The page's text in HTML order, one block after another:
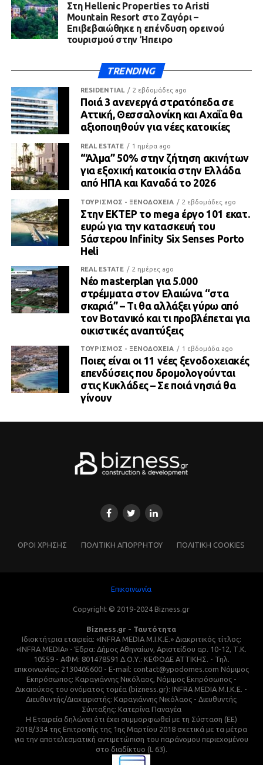
Στη Hellenic Properties το Aristi
Mountain Resort στο Ζαγόρι –
Επιβεβαιώθηκε η επένδυση ορεινού
τουρισμού στην Ήπειρο
TRENDING
RESIDENTIAL 2 εβδομάδες ago
Ποιά 3 ανενεργά στρατόπεδα σε
Αττική, Θεσσαλονίκη και Αχαΐα θα
αξιοποιηθούν για νέες κατοικίες
REAL ESTATE 1 ημέρα ago
“Άλμα” 50% στην ζήτηση ακινήτων
για εξοχική κατοικία στην Ελλάδα
από ΗΠΑ και Καναδά το 2026
ΤΟΥΡΙΣΜΟΣ - ΞΕΝΟΔΟΧΕΙΑ 2 εβδομάδες ago
Στην ΕΚΤΕΡ το mega έργο 101 εκατ.
ευρώ για την κατασκευή του
5άστερου Infinity Six Senses Porto
Heli
REAL ESTATE 2 ημέρες ago
Νέο masterplan για 5.000
στρέμματα στον Ελαιώνα “στα
σκαριά” – Τι θα αλλάξει γύρω από
τον Βοτανικό και τι προβλέπεται για
οικιστικές αναπτύξεις
ΤΟΥΡΙΣΜΟΣ - ΞΕΝΟΔΟΧΕΙΑ 1 εβδομάδα ago
Ποιες είναι οι 11 νέες ξενοδοχειακές
επενδύσεις που δρομολογούνται
στις Κυκλάδες – Σε ποιά νησιά θα
γίνουν
ΌΡΟΙ ΧΡΗΣΗΣ ΠΟΛΙΤΙΚΗ ΑΠΟΡΡΗΤΟΥ ΠΟΛΙΤΙΚΗ COOKIES
Επικοινωνία
Copyright © 2019-2024 Bizness.gr
Bizness.gr - Ταυτότητα
Ιδιοκτήτρια εταιρεία: «INFRA MEDIA M.I.K.E.» Διακριτικός τίτλος:
«INFRA MEDIA» - Έδρα: Δήμος Αθηναίων, Αριστείδου αρ. 10-12, Τ.Κ.
10559 - ΑΦΜ: 801478591 Δ.Ο.Υ.: ΚΕΦΟΔΕ ΑΤΤΙΚΗΣ. - Τηλ.
επικοινωνίας: 2130405600 - E-mail: contact@ypodomes.com Νόμιμος
Εκπρόσωπος: Καραγιάννης Νικόλαος, Νόμιμος Εκπρόσωπος -
Δικαιούχος του ονόματος τομέα (bizness.gr): INFRA MEDIA M.I.K.E. -
Διευθυντής/Διαχειριστής: Καραγιάννης Νικόλαος - Διευθυντής
Σύνταξης: Κατερίνα Παναγέα
Η Εταιρεία δηλώνει ότι έχει συμμορφωθεί με τη Σύσταση (ΕΕ)
2018/334 της Επιτροπής της 1ης Μαρτίου 2018 σχετικά με τα μέτρα
για την αποτελεσματική αντιμετώπιση του παράνομου περιεχομένου
στο διαδίκτυο (L 63).